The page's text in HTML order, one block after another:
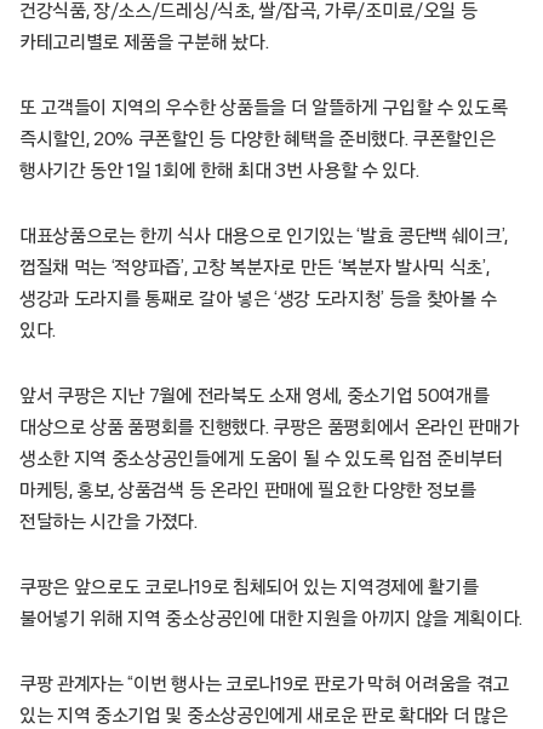
건강식품, 장/소스/드레싱/식초, 쌀/잡곡, 가루/조미료/오일 등
카테고리별로 제품을 구분해 놨다.
또 고객들이 지역의 우수한 상품들을 더 알뜰하게 구입할 수 있도록
즉시할인, 20% 쿠폰할인 등 다양한 혜택을 준비했다. 쿠폰할인은
행사기간 동안 1일 1회에 한해 최대 3번 사용할 수 있다.
대표상품으로는 한끼 식사 대용으로 인기있는 ‘발효 콩단백 쉐이크’,
껍질채 먹는 ‘적양파즙’, 고창 복분자로 만든 ‘복분자 발사믹 식초’,
생강과 도라지를 통째로 갈아 넣은 ‘생강 도라지청’ 등을 찾아볼 수
있다.
앞서 쿠팡은 지난 7월에 전라북도 소재 영세, 중소기업 50여개를
대상으로 상품 품평회를 진행했다. 쿠팡은 품평회에서 온라인 판매가
생소한 지역 중소상공인들에게 도움이 될 수 있도록 입점 준비부터
마케팅, 홍보, 상품검색 등 온라인 판매에 필요한 다양한 정보를
전달하는 시간을 가졌다.
쿠팡은 앞으로도 코로나19로 침체되어 있는 지역경제에 활기를
불어넣기 위해 지역 중소상공인에 대한 지원을 아끼지 않을 계획이다.
쿠팡 관계자는 “이번 행사는 코로나19로 판로가 막혀 어려움을 겪고
있는 지역 중소기업 및 중소상공인에게 새로운 판로 확대와 더 많은